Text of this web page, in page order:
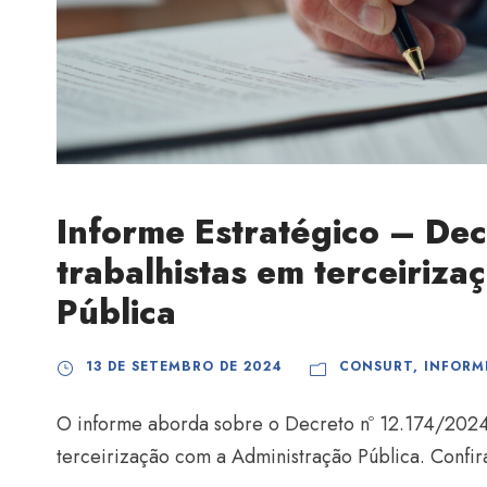
Informe Estratégico –
trabalhistas em
Pública
13 DE SETEMBRO DE 2024 CONSURT,
O informe aborda sobre o Decreto nº 12.174/
terceirização com a Administração Pública.